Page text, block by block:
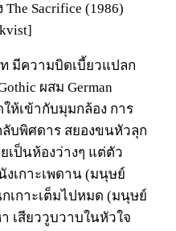
Sacrifice (1986)
มีความบิดเบี้ยวแปลก
ผสม German
ให้เข้ากับมุมกล้อง การ
บพิศดาร สยองขนหัวลุก
เป็นห้องว่างๆ แต่ตัว
เกาะเพดาน (มนุษย์
เกาะเต็มไปหมด (มนุษย์
เสียววูบวาบในหัวใจ